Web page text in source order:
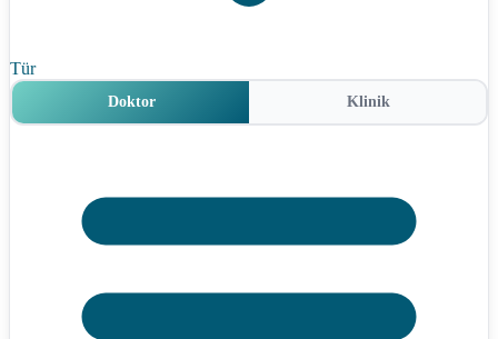
Tür
Doktor Klinik